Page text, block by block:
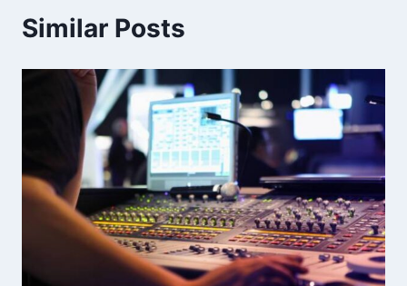
Similar Posts